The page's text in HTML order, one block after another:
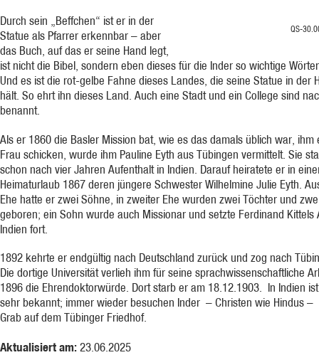
QS-
Durch sein „Beffchen“ ist er in der
Statue als Pfarrer erkennbar – aber
das Buch, auf das er seine Hand legt,
ist nicht die Bibel, sondern eben dieses für die Inder so wichtige
Und es ist die rot-gelbe Fahne dieses Landes, die seine Statue in der
hält. So ehrt ihn dieses Land. Auch eine Stadt und ein College sind
benannt.
Als er 1860 die Basler Mission bat, wie es das damals üblich war, ihm
Frau schicken, wurde ihm Pauline Eyth aus Tübingen vermittelt. Sie
schon nach vier Jahren Aufenthalt in Indien. Darauf heiratete er in
Heimaturlaub 1867 deren jüngere Schwester Wilhelmine Julie Eyth.
Ehe hatte er zwei Söhne, in zweiter Ehe wurden zwei Töchter und
geboren; ein Sohn wurde auch Missionar und setzte Ferdinand Kittels
Indien fort.
1892 kehrte er endgültig nach Deutschland zurück und zog nach
Die dortige Universität verlieh ihm für seine sprachwissenschaftliche
1896 die Ehrendoktorwürde. Dort starb er am 18.12.1903. In Indien
sehr bekannt; immer wieder besuchen Inder – Christen wie Hindus –
Grab auf dem Tübinger Friedhof.
Aktualisiert am: 23.06.2025